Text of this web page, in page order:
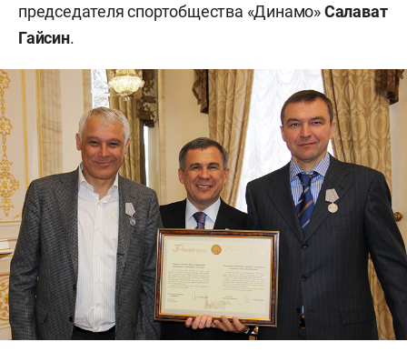
председателя спортобщества «Динамо»Салават
Гайсин.